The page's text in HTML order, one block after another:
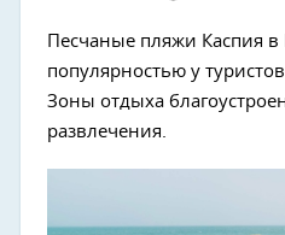
Песчаные пляжи Каспия
популярностью у
Зоны отдыха
развлечения.